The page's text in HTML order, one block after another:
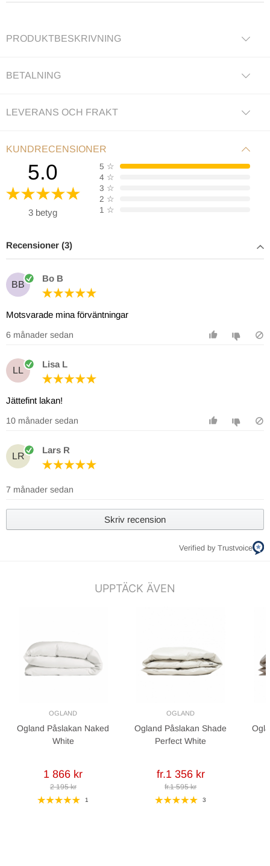
PRODUKTBESKRIVNING
BETALNING
LEVERANS OCH FRAKT
KUNDRECENSIONER
5.0
3 betyg
5 ☆
4 ☆
3 ☆
2 ☆
1 ☆
Recensioner (3)
BB
Bo B
Motsvarade mina förväntningar
6 månader sedan
LL
Lisa L
Jättefint lakan!
10 månader sedan
LR
Lars R
7 månader sedan
Skriv recension
Verified by Trustvoice
UPPTÄCK ÄVEN
OGLAND
Ogland Påslakan Naked
White
1 866 kr
2 195 kr
1
OGLAND
Ogland Påslakan Shade
Perfect White
fr.1 356 kr
fr.1 595 kr
3